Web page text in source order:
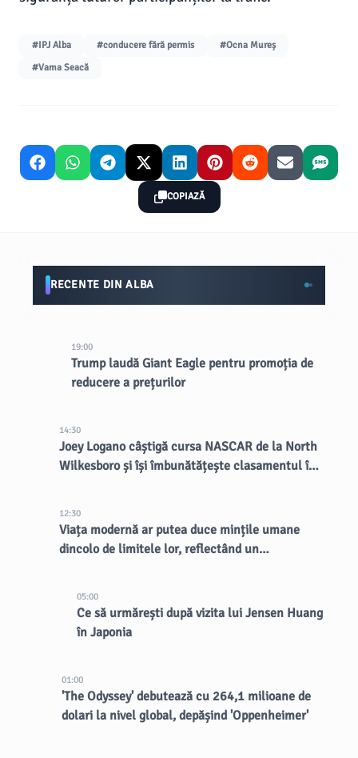
#IPJ Alba #conducere fără permis
#Ocna Mureș
#Vama Seacă
COPIAZĂ
RECENTE DIN ALBA
19:00
Trump laudă Giant Eagle pentru promoția de
reducere a prețurilor
14:30
Joey Logano câștigă cursa NASCAR de la North
Wilkesboro și își îmbunătățește clasamentul în
12:30
Viața modernă ar putea duce mințile umane
dincolo de limitele lor, reflectând un
05:00
Ce să urmărești după vizita lui Jensen Huang
în Japonia
01:00
'The Odyssey' debutează cu 264,1 milioane de
dolari la nivel global, depășind 'Oppenheimer'